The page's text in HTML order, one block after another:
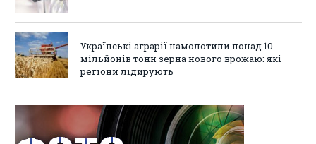
Українські аграрії намолотили понад 10
мільйонів тонн зерна нового врожаю: які
регіони лідирують